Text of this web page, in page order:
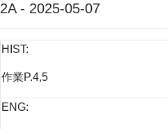
2A - 2025-05-07
HIST:
作業P.4,5
ENG: